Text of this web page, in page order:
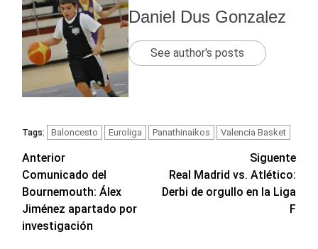
Daniel Dus Gonzalez
See author's posts
Tags: Baloncesto Euroliga Panathinaikos Valencia Basket
Navegación
de
entradas
Anterior
Comunicado del
Bournemouth: Álex
Jiménez apartado por
investigación
Siguente
Real Madrid vs. Atlético:
Derbi de orgullo en la Liga
F